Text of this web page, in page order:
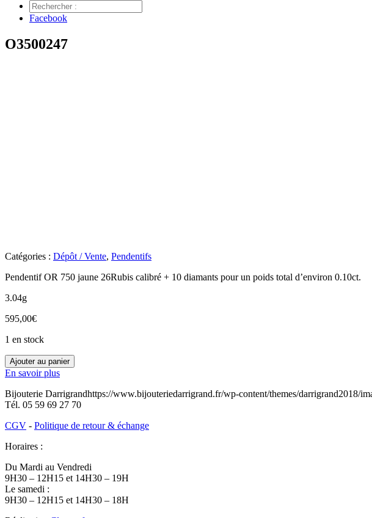
Facebook
O3500247
Catégories : Dépôt / Vente, Pendentifs
Pendentif OR 750 jaune 26Rubis calibré + 10 diamants pour un poids total d’environ 0.10ct.
3.04g
595,00€
1 en stock
quantité
de
O3500247
Ajouter au panier
En savoir plus
Bijouterie Darrigrandhttps://www.bijouteriedarrigrand.fr/wp-content/themes/darrigrand2018/
Tél. 05 59 69 27 70
CGV - Politique de retour & échange
Horaires :
Du Mardi au Vendredi
9H30 – 12H15 et 14H30 – 19H
Le samedi :
9H30 – 12H15 et 14H30 – 18H